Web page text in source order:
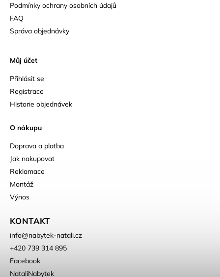
Podmínky ochrany osobních údajů
FAQ
Správa objednávky
Můj účet
Přihlásit se
Registrace
Historie objednávek
O nákupu
Doprava a platba
Jak nakupovat
Reklamace
Montáž
Výnos
KONTAKT
info@nabytek-natali.cz
+420 739 314 895
Facebook
NataliNabytek